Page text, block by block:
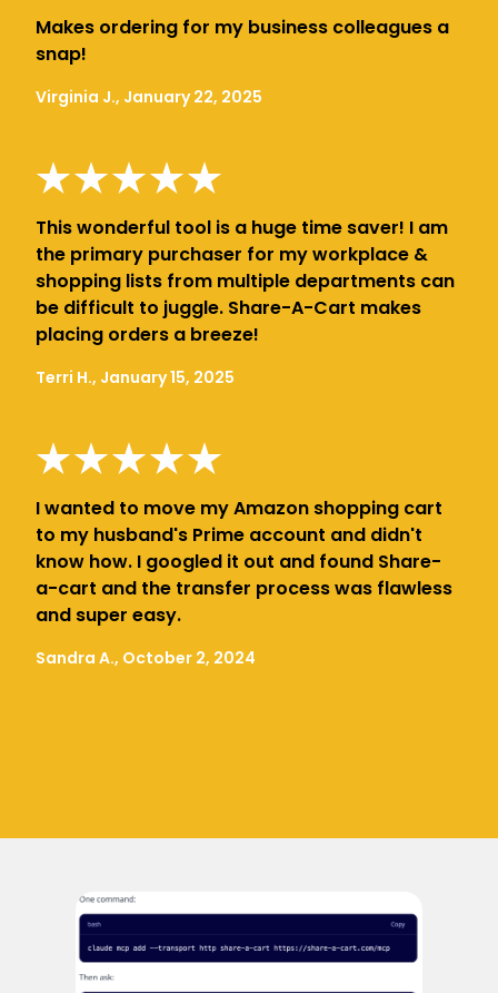
Makes ordering for my business colleagues a
snap!
Virginia J., January 22, 2025
This wonderful tool is a huge time saver! I am
the primary purchaser for my workplace &
shopping lists from multiple departments can
be difficult to juggle. Share-A-Cart makes
placing orders a breeze!
Terri H., January 15, 2025
I wanted to move my Amazon shopping cart
to my husband's Prime account and didn't
know how. I googled it out and found Share-
a-cart and the transfer process was flawless
and super easy.
Sandra A., October 2, 2024